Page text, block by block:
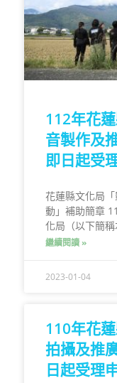
112年花
音製作及
即日起受
花蓮縣文化局
動」補助簡章
化局（以下簡
繼續閱讀 »
2023-01-04
110年花
拍攝及推
日起受理